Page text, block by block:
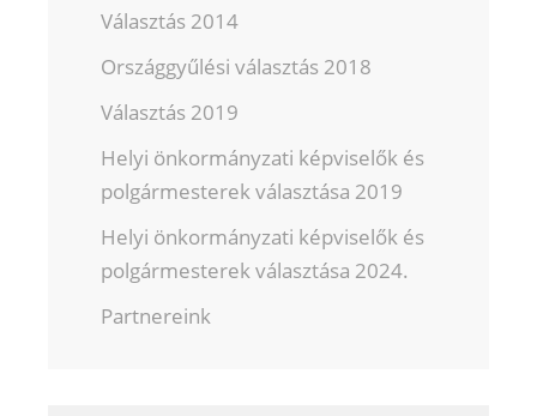
Választás 2014
Országgyűlési választás 2018
Választás 2019
Helyi önkormányzati képviselők és
polgármesterek választása 2019
Helyi önkormányzati képviselők és
polgármesterek választása 2024.
Partnereink